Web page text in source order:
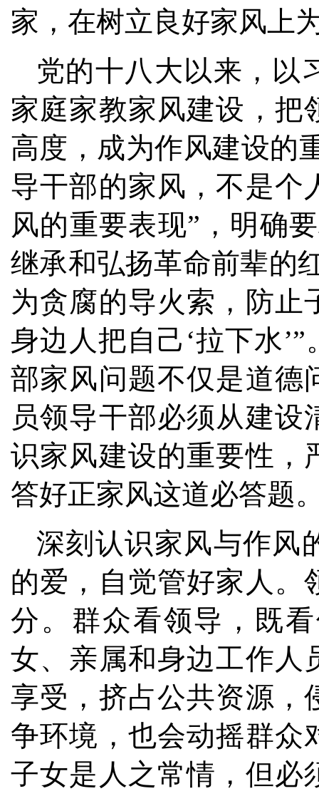
家，在树立良好家风上
党的十八大以来，以
家庭家教家风建设，把
高度，成为作风建设的
导干部的家风，不是个
风的重要表现”，明确
继承和弘扬革命前辈的
为贪腐的导火索，防止
身边人把自己‘拉下水
部家风问题不仅是道德
员领导干部必须从建
识家风建设的重要性，
答好正家风这道必答题
深刻认识家风与作风
的爱，自觉管好家人。
分。群众看领导，既
女、亲属和身边工作人
享受，挤占公共资源，
争环境，也会动摇群众
子女是人之常情，但必